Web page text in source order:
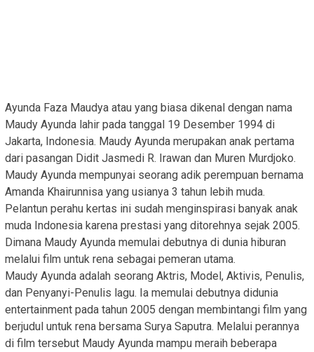
Ayunda Faza Maudya atau yang biasa dikenal dengan nama
Maudy Ayunda lahir pada tanggal 19 Desember 1994 di
Jakarta, Indonesia. Maudy Ayunda merupakan anak pertama
dari pasangan Didit Jasmedi R. Irawan dan Muren Murdjoko.
Maudy Ayunda mempunyai seorang adik perempuan bernama
Amanda Khairunnisa yang usianya 3 tahun lebih muda.
Pelantun perahu kertas ini sudah menginspirasi banyak anak
muda Indonesia karena prestasi yang ditorehnya sejak 2005.
Dimana Maudy Ayunda memulai debutnya di dunia hiburan
melalui film untuk rena sebagai pemeran utama.
Maudy Ayunda adalah seorang Aktris, Model, Aktivis, Penulis,
dan Penyanyi-Penulis lagu. Ia memulai debutnya didunia
entertainment pada tahun 2005 dengan membintangi film yang
berjudul untuk rena bersama Surya Saputra. Melalui perannya
di film tersebut Maudy Ayunda mampu meraih beberapa